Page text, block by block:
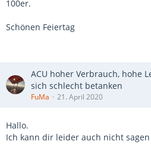
100er.
Schönen Feiertag
ACU hoher Verbrauch, hohe
sich schlecht betanken
FuMa 21. April 2020
Hallo.
Ich kann dir leider auch nicht